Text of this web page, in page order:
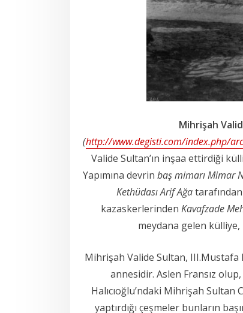
Mihrişah
(http://www.degisti.com/index.php/
Valide Sultan’ın inşaa ettirdiği
Yapımına devrin baş mimarı Mimar
Kethüdası Arif Ağa
kazaskerlerinden Kavafzade
meydana gelen
Mihrişah Valide Sultan, III.Mustafa
annesidir. Aslen Fransız olup,
Halıcıoğlu’ndaki Mihrişah
yaptırdığı çeşmeler bunların